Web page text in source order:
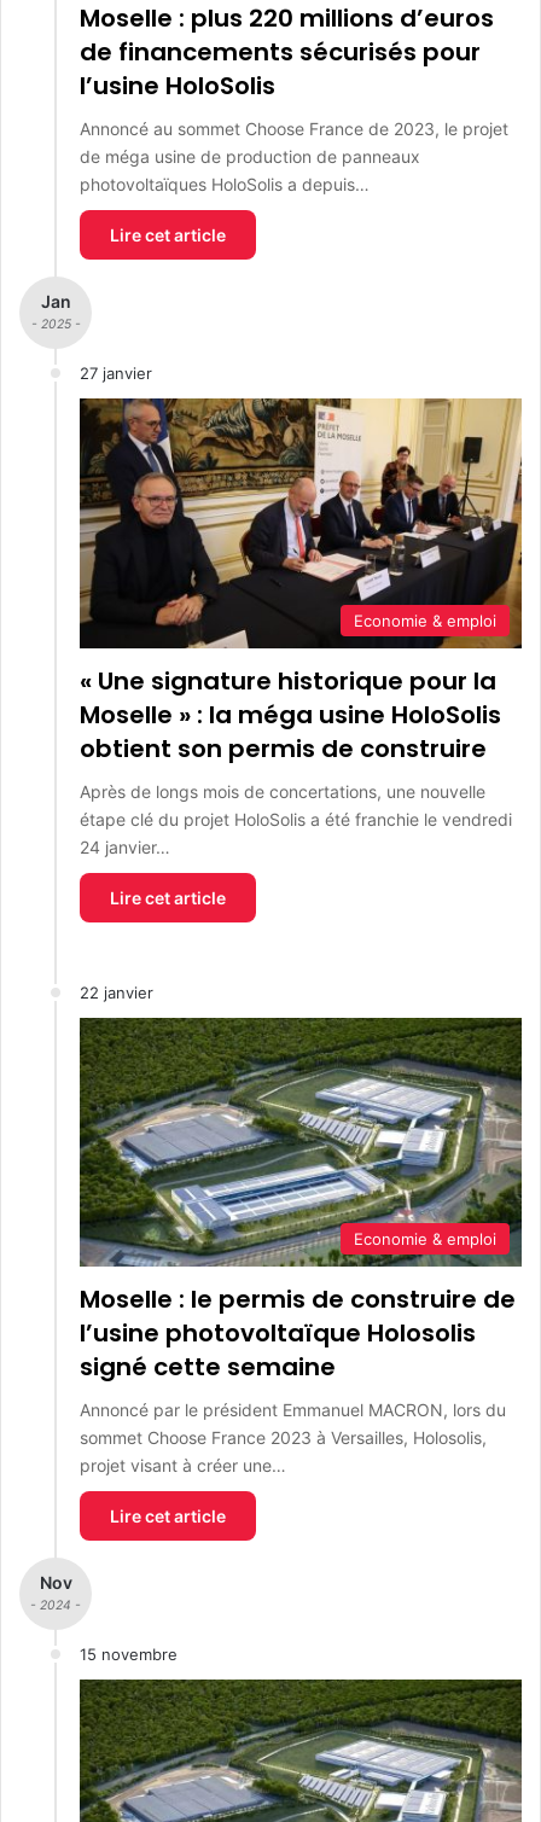
Moselle : plus 220 millions d’euros
de financements sécurisés pour
l’usine HoloSolis
Annoncé au sommet Choose France de 2023, le projet
de méga usine de production de panneaux
photovoltaïques HoloSolis a depuis…
Lire cet article
Jan
- 2025 -
27 janvier
Economie & emploi
« Une signature historique pour la
Moselle » : la méga usine HoloSolis
obtient son permis de construire
Après de longs mois de concertations, une nouvelle
étape clé du projet HoloSolis a été franchie le vendredi
24 janvier…
Lire cet article
22 janvier
Economie & emploi
Moselle : le permis de construire de
l’usine photovoltaïque Holosolis
signé cette semaine
Annoncé par le président Emmanuel MACRON, lors du
sommet Choose France 2023 à Versailles, Holosolis,
projet visant à créer une…
Lire cet article
Nov
- 2024 -
15 novembre